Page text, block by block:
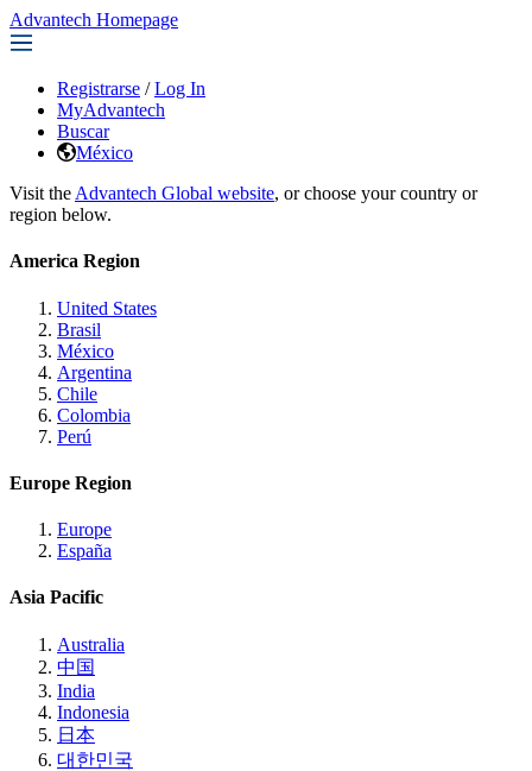
Advantech Homepage
Registrarse / Log In
MyAdvantech
Buscar
México
Visit the Advantech Global website, or choose your country or
region below.
America Region
United States
Brasil
México
Argentina
Chile
Colombia
Perú
Europe Region
Europe
España
Asia Pacific
Australia
中国
India
Indonesia
日本
대한민국